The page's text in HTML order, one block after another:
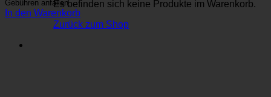
Es befinden sich keine Produkte im Warenkorb.
Zurück zum Shop
Gebühren anfallen.
In den Warenkorb